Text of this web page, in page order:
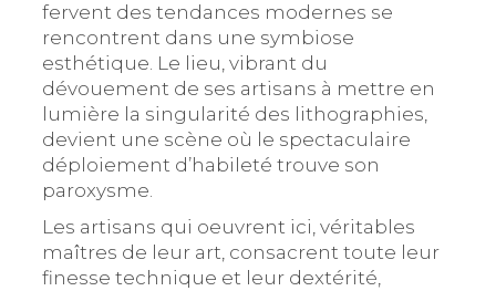
fervent des tendances modernes se
rencontrent dans une symbiose
esthétique. Le lieu, vibrant du
dévouement de ses artisans à mettre en
lumière la singularité des lithographies,
devient une scène où le spectaculaire
déploiement d’habileté trouve son
paroxysme.
Les artisans qui oeuvrent ici, véritables
maîtres de leur art, consacrent toute leur
finesse technique et leur dextérité,